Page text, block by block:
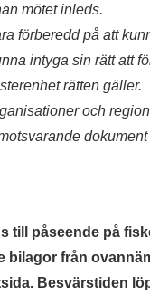
mötet inleds.
förberedd på att
intyga sin rätt att
rätten gäller.
och
till påseende på
bilagor från
Besvärstiden